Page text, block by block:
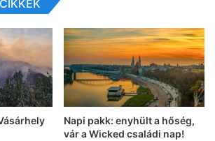
Napi pakk: enyhült a hőség,
vár a Wicked családi nap!